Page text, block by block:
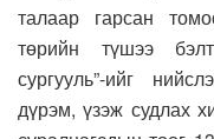
талаар гарсан
төрийн түшээ
сургууль”-ийг
дүрэм, үзэж судлах